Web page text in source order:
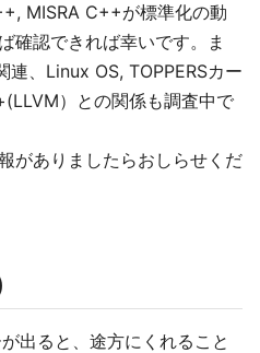
MISRA C++が標準化の動
確認できれば幸いです。ま
、Linux OS, TOPPERSカー
）との関係も調査中で
がありましたらおしらせくだ
出ると、途方にくれること